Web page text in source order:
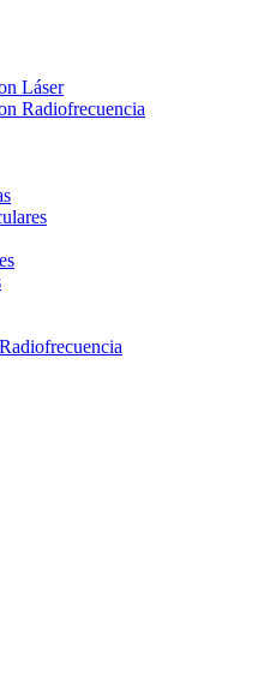
Láser
Radiofrecuencia